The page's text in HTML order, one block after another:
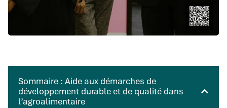
Sommaire : Aide aux démarches de
développement durable et de qualité dans
l’agroalimentaire